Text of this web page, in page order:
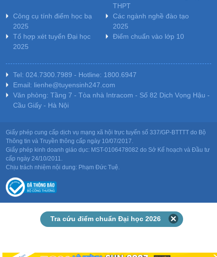
THPT
Công cụ tính điểm học bạ
2025
Các ngành nghề đào tạo
2025
Tổ hợp xét tuyển Đại học
2025
Điểm chuẩn vào lớp 10
Tel: 024.7300.7989 - Hotline: 1800.6947
Email: lienhe@tuyensinh247.com
Văn phòng: Tầng 7 - Tòa nhà Intracom - Số 82 Dịch Vọng Hậu -
Cầu Giấy - Hà Nội
Giấy phép cung cấp dịch vụ mạng xã hội trực tuyến số 337/GP-BTTTT do Bộ
Thông tin và Truyền thông cấp ngày 10/07/2017.
Giấy phép kinh doanh giáo dục: MST-0106478082 do Sở Kế hoạch và Đầu tư
cấp ngày 24/10/2011.
Chịu trách nhiệm nội dung: Phạm Đức Tuệ.
Tra cứu điểm chuẩn Đại học 2026